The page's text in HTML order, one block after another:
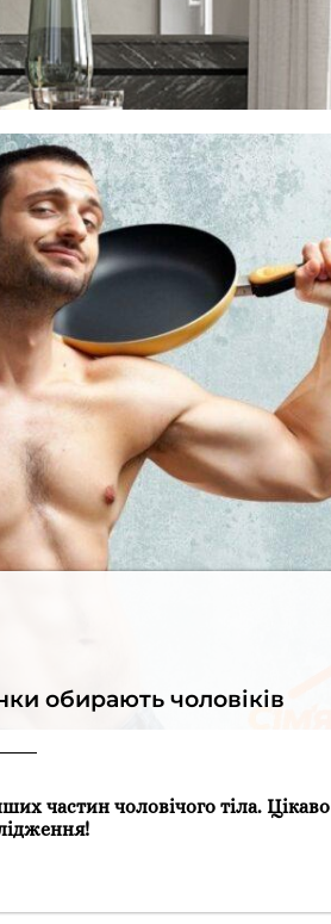
обирають чоловіків
частин чоловічого тіла. Цікаво